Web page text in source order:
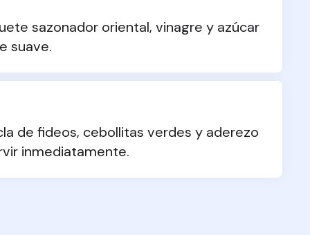
sazonador oriental, vinagre y azúcar
suave.
de fideos, cebollitas verdes y aderezo
inmediatamente.